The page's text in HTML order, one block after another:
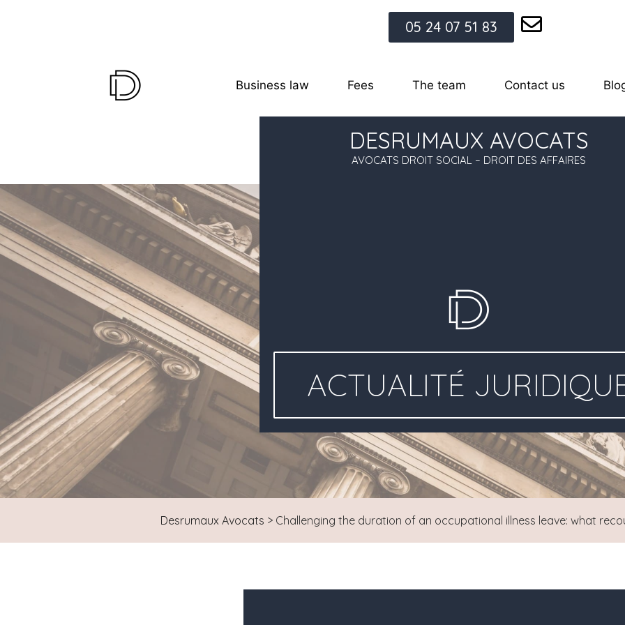
05 24 07 51 83
Business law Fees The team Contact us
DESRUMAUX AVOCATS
AVOCATS DROIT SOCIAL – DROIT DES AFFAIRES
ACTUALITÉ
Desrumaux Avocats > Challenging the duration of an occupational illness leave: what